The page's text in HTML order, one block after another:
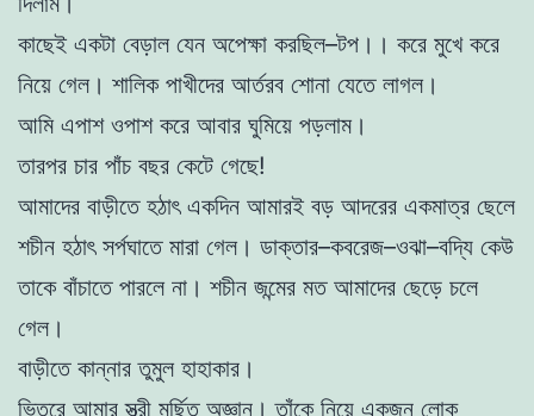
কাছেই একটা বেড়াল যেন অপেক্ষা করছিল–টপ।। করে মুখে করে
নিয়ে গেল। শালিক পাখীদের আর্তরব শোনা যেতে লাগল।
আমি এপাশ ওপাশ করে আবার ঘুমিয়ে পড়লাম।
তারপর চার পাঁচ বছর কেটে গেছে!
আমাদের বাড়ীতে হঠাৎ একদিন আমারই বড় আদরের একমাত্র ছেলে
শচীন হঠাৎ সর্পঘাতে মারা গেল। ডাক্তার–কবরেজ–ওঝা–বদ্যি কেউ
তাকে বাঁচাতে পারলে না। শচীন জন্মের মত আমাদের ছেড়ে চলে
গেল।
বাড়ীতে কান্নার তুমুল হাহাকার।
ভিতরে আমার স্ত্রী মূর্ছিত অজ্ঞান। তাঁকে নিয়ে একজন লোক